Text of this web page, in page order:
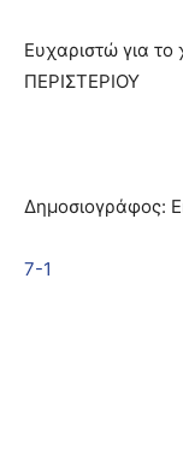
Ευχαριστώ για
ΠΕΡΙΣΤΕΡΙΟΥ
Δημοσιογράφος:
7-1